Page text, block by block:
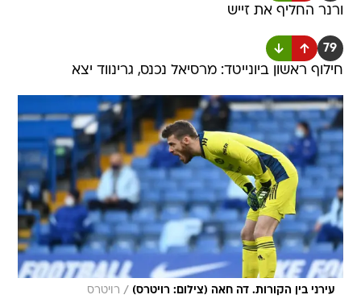
ורנר החליף את זייש
79
חילוף ראשון ביונייטד: מרסיאל נכנס, גרינווד יצא
עירני בין הקורות. דה חאה (צילום: רויטרס) / רויטרס